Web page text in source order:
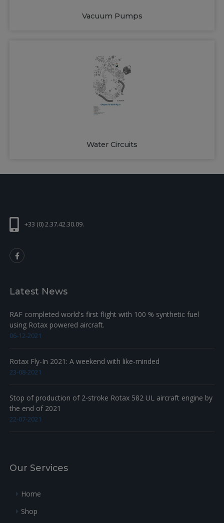
Vacuum Pumps
Water Circuits
+33 (0) 2.37.42.30.09.
Latest News
RAF completed world's first flight with 100 % synthetic fuel
using Rotax powered aircraft.
06-12-2021
Rotax Fly-In 2021: A weekend with like-minded
23-08-2021
Stop of production of 2-stroke Rotax 582 UL aircraft engine by
the end of 2021
22-07-2021
Our Services
Home
Shop